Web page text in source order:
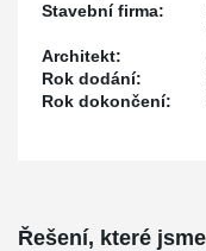
Stavební firma:
Architekt:
Rok dodání:
Rok dokončení:
Řešení, které